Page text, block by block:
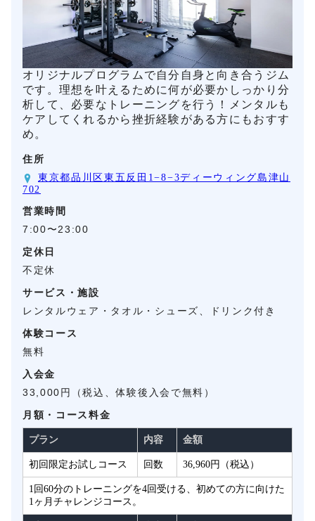
オリジナルプログラムで自分自身と向き合うジム
です。理想を叶えるために何が必要かしっかり分
析して、必要なトレーニングを行う！メンタルも
ケアしてくれるから挫折経験がある方にもおすす
め。
住所
東京都品川区東五反田1−8−3ディーウィング島津山
702
営業時間
7:00〜23:00
定休日
不定休
サービス・施設
レンタルウェア・タオル・シューズ、ドリンク付き
体験コース
無料
入会金
33,000円（税込、体験後入会で無料）
月額・コース料金
プラン 内容 金額
初回限定お試しコース 回数 36,960円（税込）
1回60分のトレーニングを4回受ける、初めての方に向けた
1ヶ月チャレンジコース。